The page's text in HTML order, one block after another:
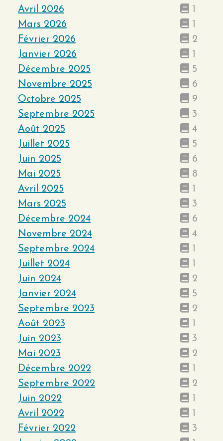
Avril 2026
1
Mars 2026
1
Février 2026
2
Janvier 2026
1
Décembre 2025
5
Novembre 2025
6
Octobre 2025
9
Septembre 2025
3
Août 2025
4
Juillet 2025
5
Juin 2025
6
Mai 2025
8
Avril 2025
1
Mars 2025
3
Décembre 2024
6
Novembre 2024
4
Septembre 2024
1
Juillet 2024
1
Juin 2024
2
Janvier 2024
5
Septembre 2023
2
Août 2023
1
Juin 2023
3
Mai 2023
2
Décembre 2022
1
Septembre 2022
2
Juin 2022
1
Avril 2022
1
Février 2022
3